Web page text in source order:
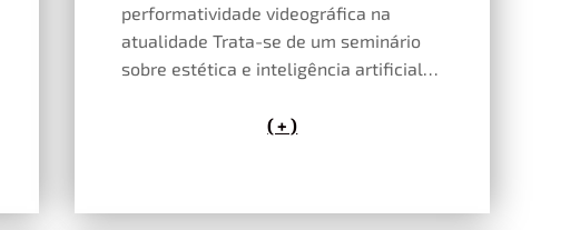
performatividade videográfica na
atualidade Trata-se de um seminário
sobre estética e inteligência artificial…
( + )